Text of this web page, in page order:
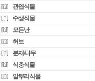
관엽식물
수생식물
모든난
허브
분재/나무
식충식물
알뿌리식물